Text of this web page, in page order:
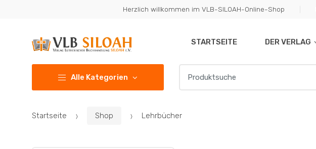
Herzlich willkommen im VLB-SILOAH-Online-Shop
STARTSEITE DER VERLAG
Alle Kategorien
nach:
Startseite Shop Lehrbücher